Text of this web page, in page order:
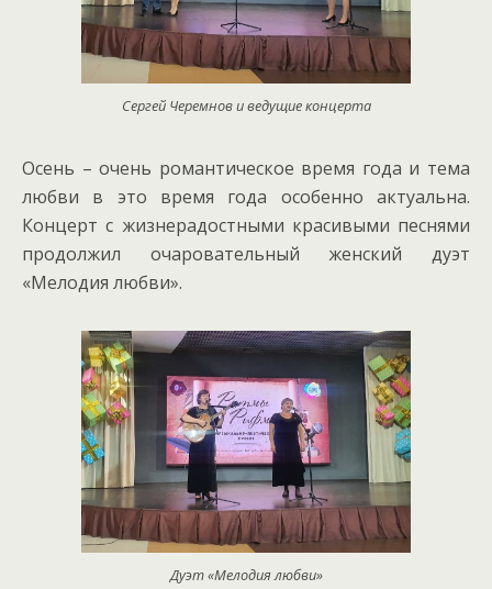
Сергей Черемнов и ведущие концерта
Осень – очень романтическое время года и тема
любви в это время года особенно актуальна.
Концерт с жизнерадостными красивыми песнями
продолжил очаровательный женский дуэт
«Мелодия любви».
Дуэт «Мелодия любви»